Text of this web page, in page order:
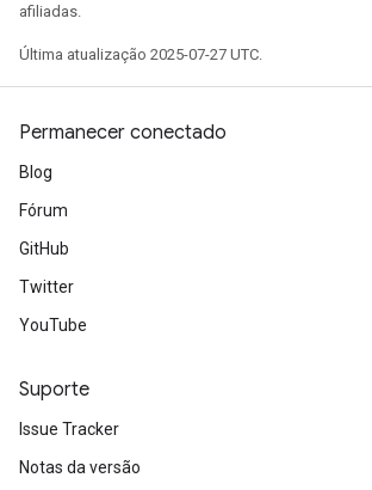
afiliadas.
Última atualização 2025-07-27 UTC.
Permanecer conectado
Blog
Fórum
GitHub
Twitter
YouTube
Suporte
Issue Tracker
Notas da versão